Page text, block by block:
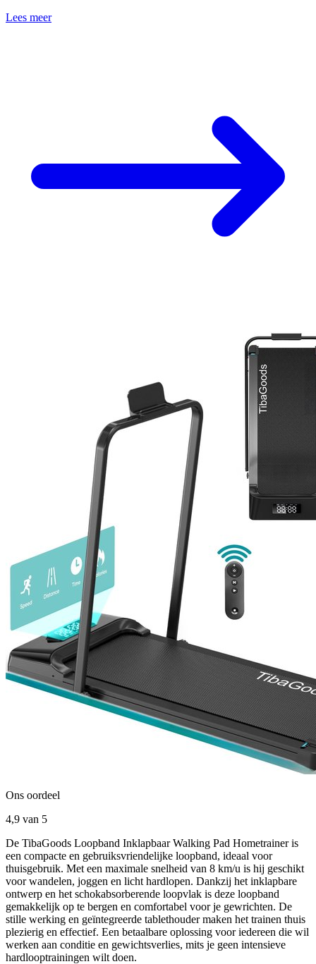
Lees meer
Ons oordeel
4,9 van 5
De TibaGoods Loopband Inklapbaar Walking Pad Hometrainer is
een compacte en gebruiksvriendelijke loopband, ideaal voor
thuisgebruik. Met een maximale snelheid van 8 km/u is hij geschikt
voor wandelen, joggen en licht hardlopen. Dankzij het inklapbare
ontwerp en het schokabsorberende loopvlak is deze loopband
gemakkelijk op te bergen en comfortabel voor je gewrichten. De
stille werking en geïntegreerde tablethouder maken het trainen thuis
plezierig en effectief. Een betaalbare oplossing voor iedereen die wil
werken aan conditie en gewichtsverlies, mits je geen intensieve
hardlooptrainingen wilt doen.